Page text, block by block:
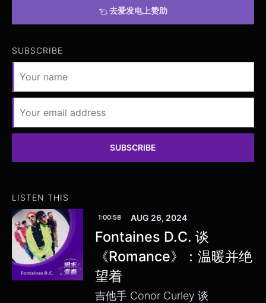
去爱发电上赞助
SUBSCRIBE
SUBSCRIBE
LISTEN THIS
1:00:58 AUG 26, 2024
Fontaines D.C. 谈
《Romance》：温暖并绝
望着
吉他手 Conor Curley 谈